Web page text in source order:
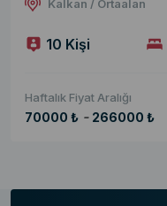
Kalkan / Ortaalan
10 Kişi
Haftalık Fiyat Aralığı
70000 ₺ - 266000 ₺